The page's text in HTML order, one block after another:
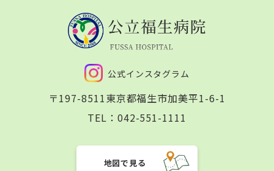
公式インスタグラム
〒197-8511東京都福生市加美平1-6-1
TEL： 042-551-1111
地図で見る